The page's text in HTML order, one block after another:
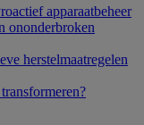
apparaatbeheer
ononderbroken
herstelmaatregelen